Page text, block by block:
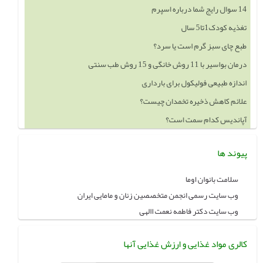
تغذیه کودک1تا5 سال
طبع چای سبز گرم است یا سرد؟
درمان بواسیر با 11 روش خانگی و 15 روش طب سنتی
اندازه طبیعی فولیکول برای بارداری
علائم کاهش ذخیره تخمدان چیست؟
آپاندیس کدام سمت است؟
خوردن چه چيزهايي باعث بزرگ شدن سينه ميشود
پیوند ها
سلامت بانوان اوما
وب سایت رسمی انجمن متخصصین زنان و مامایی ایران
وب سایت دکتر فاطمه نعمت االهی
کالری مواد غذایی و ارزش غذایی آنها